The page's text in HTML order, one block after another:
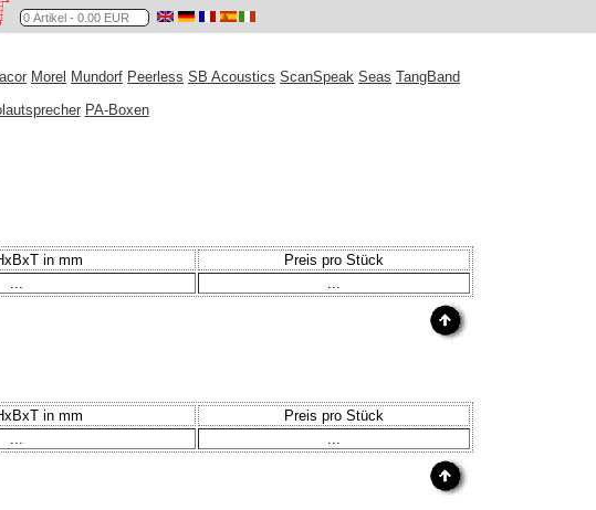
Morel Mundorf Peerless SB Acoustics ScanSpeak Seas TangBand
PA-Boxen
in mm
Preis pro Stück
in mm
Preis pro Stück